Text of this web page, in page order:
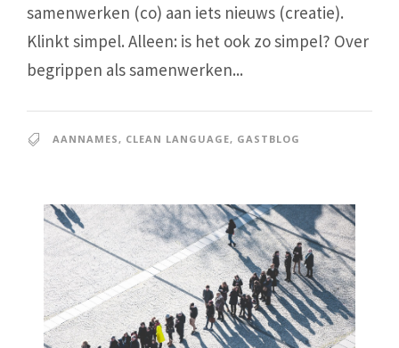
samenwerken (co) aan iets nieuws (creatie).
Klinkt simpel. Alleen: is het ook zo simpel? Over
begrippen als samenwerken...
AANNAMES , CLEAN LANGUAGE, GASTBLOG